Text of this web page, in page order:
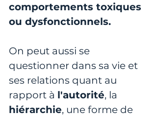
comportements toxiques
ou dysfonctionnels.
On peut aussi se
questionner dans sa vie et
ses relations quant au
rapport à l'autorité, la
hiérarchie, une forme de